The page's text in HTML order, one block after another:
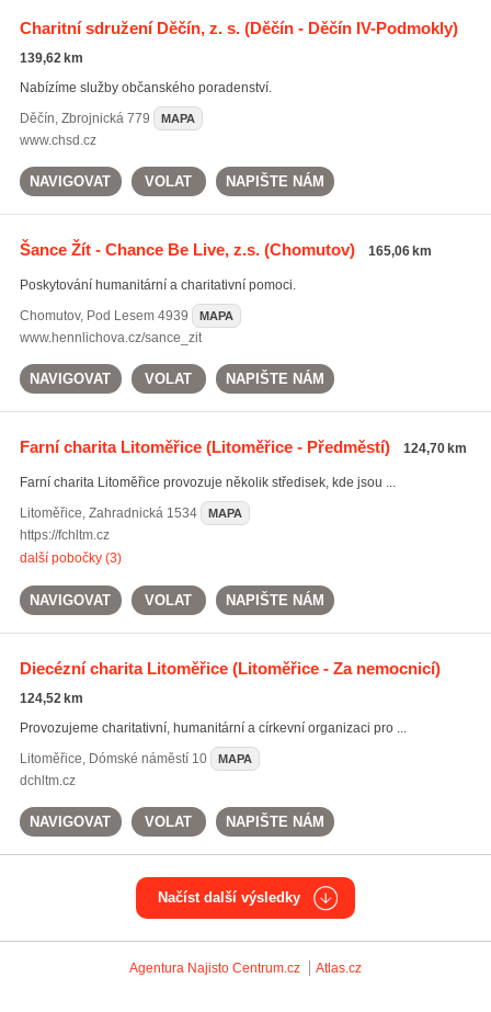
Charitní sdružení Děčín, z. s.(Děčín - Děčín IV-Podmokly)
139,62 km
Nabízíme služby občanského poradenství.
Děčín, Zbrojnická 779 MAPA
www.chsd.cz
NAVIGOVAT VOLAT NAPIŠTE NÁM
Šance Žít - Chance Be Live, z.s.(Chomutov) 165,06 km
Poskytování humanitární a charitativní pomoci.
Chomutov, Pod Lesem 4939 MAPA
www.hennlichova.cz/sance_zit
NAVIGOVAT VOLAT NAPIŠTE NÁM
Farní charita Litoměřice(Litoměřice - Předměstí) 124,70 km
Farní charita Litoměřice provozuje několik středisek, kde jsou ...
Litoměřice, Zahradnická 1534 MAPA
https://fchltm.cz
další pobočky (3)
NAVIGOVAT VOLAT NAPIŠTE NÁM
Diecézní charita Litoměřice(Litoměřice - Za nemocnicí)
124,52 km
Provozujeme charitativní, humanitární a církevní organizaci pro ...
Litoměřice, Dómské náměstí 10 MAPA
dchltm.cz
NAVIGOVAT VOLAT NAPIŠTE NÁM
Načíst další výsledky
Agentura Najisto Centrum.cz Atlas.cz